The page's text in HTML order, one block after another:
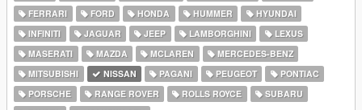
FERRARI
FORD HONDA HUMMER
HYUNDAI
INFINITI
JAGUAR JEEP LAMBORGHINI
LEXUS
MASERATI
MAZDA MCLAREN
MERCEDES-BENZ
MITSUBISHI
NISSAN PAGANI PEUGEOT
PONTIAC
PORSCHE
RANGE ROVER ROLLS ROYCE
SUBARU